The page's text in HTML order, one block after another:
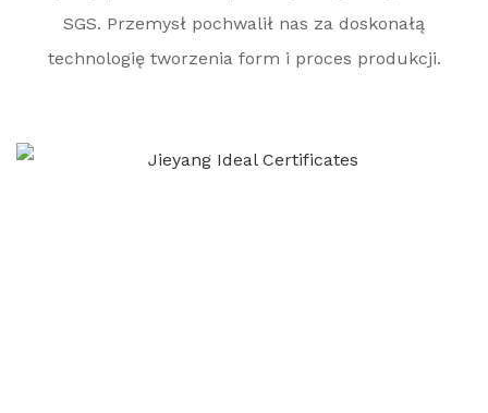
SGS. Przemysł pochwalił nas za doskonałą
technologię tworzenia form i proces produkcji.